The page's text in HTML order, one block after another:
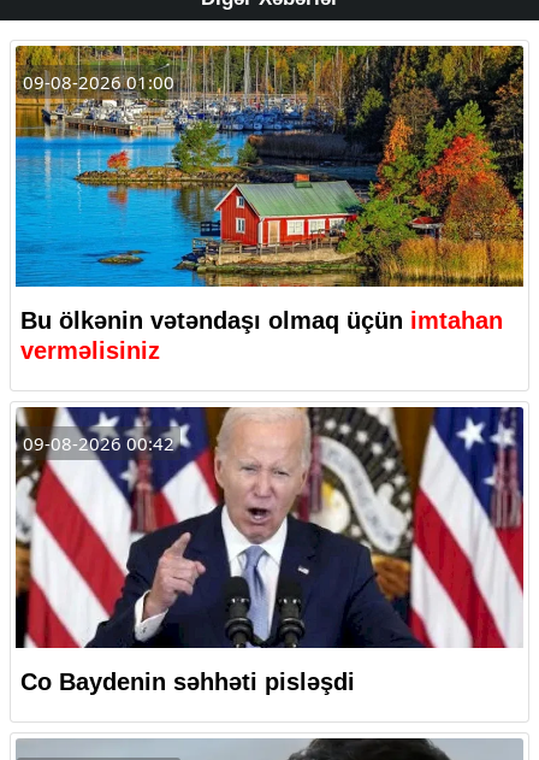
09-08-2026 01:00
Bu ölkənin vətəndaşı olmaq üçün imtahan
verməlisiniz
09-08-2026 00:42
Co Baydenin səhhəti pisləşdi